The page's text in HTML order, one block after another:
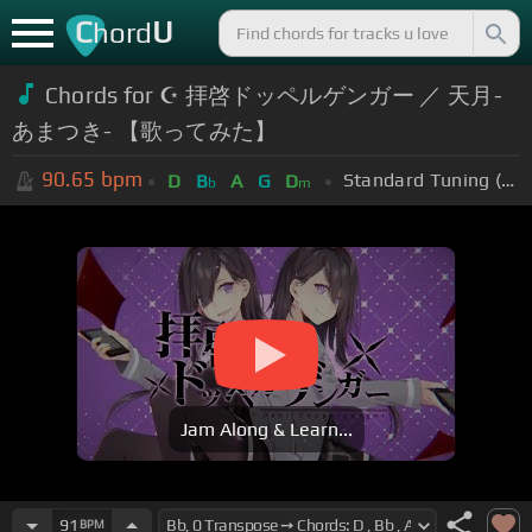
ChordU
Chords for ☪ 拝啓ドッペルゲンガー ／ 天月-
あまつき- 【歌ってみた】
90.65 bpm D Bb A G Dm Standard Tuning (EADGBE)
Jam Along & Learn...
91 BPM